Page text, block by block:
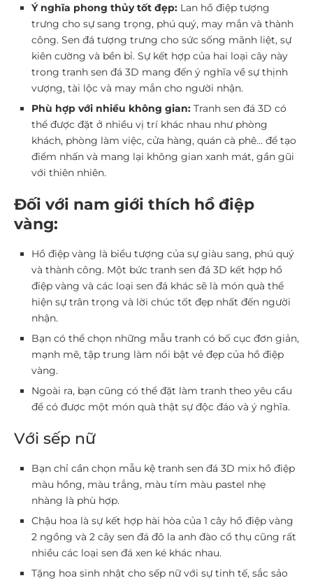
Ý nghĩa phong thủy tốt đẹp: Lan hồ điệp tượng
trưng cho sự sang trọng, phú quý, may mắn và thành
công. Sen đá tượng trưng cho sức sống mãnh liệt, sự
kiên cường và bền bỉ. Sự kết hợp của hai loại cây này
trong tranh sen đá 3D mang đến ý nghĩa về sự thịnh
vượng, tài lộc và may mắn cho người nhận.
Phù hợp với nhiều không gian: Tranh sen đá 3D có
thể được đặt ở nhiều vị trí khác nhau như phòng
khách, phòng làm việc, cửa hàng, quán cà phê… để tạo
điểm nhấn và mang lại không gian xanh mát, gần gũi
với thiên nhiên.
Đối với nam giới thích hồ điệp
vàng:
Hồ điệp vàng là biểu tượng của sự giàu sang, phú quý
và thành công. Một bức tranh sen đá 3D kết hợp hồ
điệp vàng và các loại sen đá khác sẽ là món quà thể
hiện sự trân trọng và lời chúc tốt đẹp nhất đến người
nhận.
Bạn có thể chọn những mẫu tranh có bố cục đơn giản,
mạnh mẽ, tập trung làm nổi bật vẻ đẹp của hồ điệp
vàng.
Ngoài ra, bạn cũng có thể đặt làm tranh theo yêu cầu
để có được một món quà thật sự độc đáo và ý nghĩa.
Với sếp nữ
Bạn chỉ cần chọn mẫu kệ tranh sen đá 3D mix hồ điệp
màu hồng, màu trắng, màu tím màu pastel nhẹ
nhàng là phù hợp.
Chậu hoa là sự kết hợp hài hòa của 1 cây hồ điệp vàng
2 ngồng và 2 cây sen đá đô la anh đào cổ thụ cũng rất
nhiều các loại sen đá xen ké khác nhau.
Tặng hoa sinh nhật cho sếp nữ với sự tinh tế, sắc sảo